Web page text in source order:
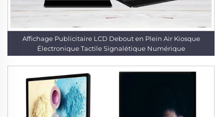
Affichage Publicitaire LCD Debout en Plein Air Kiosque
Électronique Tactile Signalétique Numérique